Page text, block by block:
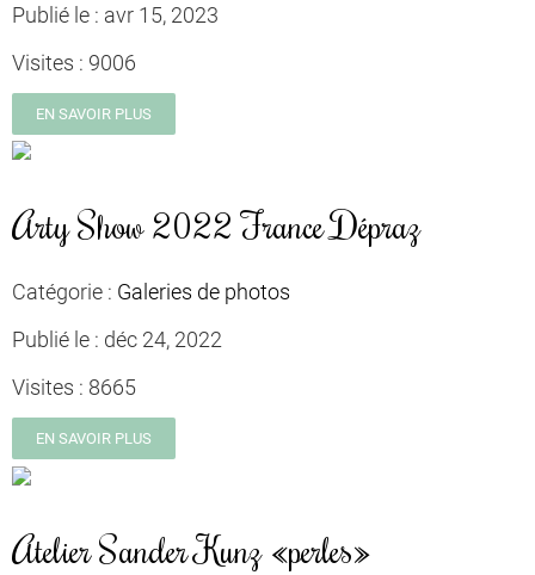
Publié le : avr 15, 2023
Visites : 9006
EN SAVOIR PLUS
Arty Show 2022 France Dépraz
Catégorie : Galeries de photos
Publié le : déc 24, 2022
Visites : 8665
EN SAVOIR PLUS
Atelier Sander Kunz «perles»